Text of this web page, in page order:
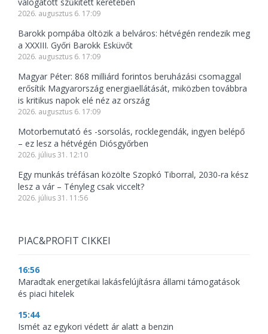
2026. augusztus 6. 17:09
Barokk pompába öltözik a belváros: hétvégén rendezik meg
a XXXIII. Győri Barokk Esküvőt
2026. augusztus 6. 17:09
Magyar Péter: 868 milliárd forintos beruházási csomaggal
erősítik Magyarország energiaellátását, miközben továbbra
is kritikus napok elé néz az ország
2026. augusztus 6. 17:09
Motorbemutató és -sorsolás, rocklegendák, ingyen belépő
– ez lesz a hétvégén Diósgyőrben
2026. július 31. 12:10
Egy munkás tréfásan közölte Szopkó Tiborral, 2030-ra kész
lesz a vár – Tényleg csak viccelt?
2026. július 31. 11:56
PIAC&PROFIT CIKKEI
16:56
Maradtak energetikai lakásfelújításra állami támogatások
és piaci hitelek
15:44
Ismét az egykori védett ár alatt a benzin